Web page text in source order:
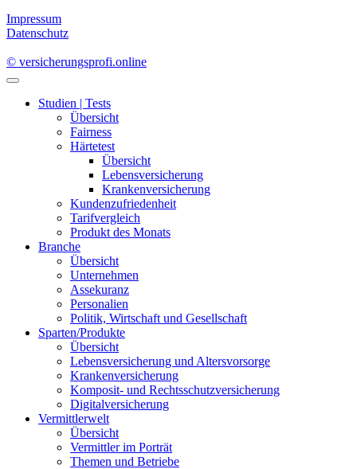
Studien | Tests
Fairness
Härtetest
Lebensversicherung
Krankenversicherung
Kundenzufriedenheit
Tarifvergleich
Produkt des Monats
Übersicht
Unternehmen
Assekuranz
Personalien
Politik, Wirtschaft und Gesellschaft
Sparten/Produkte
Übersicht
Lebensversicherung und Altersvorsorge
Krankenversicherung
Komposit- und Rechtsschutzversicherung
Digitalversicherung
Vermittlerwelt
Übersicht
Vermittler im Porträt
Themen und Betriebe
Positionen
Aus- und Weiterbildung
Digital
Übersicht
Innovationen